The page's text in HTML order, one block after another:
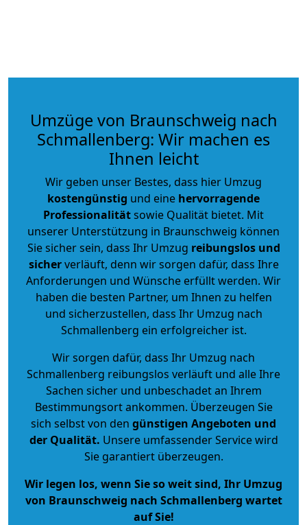
Umzüge von Braunschweig nach
Schmallenberg: Wir machen es
Ihnen leicht
Wir geben unser Bestes, dass hier Umzug
kostengünstig und eine hervorragende
Professionalitätsowie Qualität bietet. Mit
unserer Unterstützung in Braunschweig können
Sie sicher sein, dass Ihr Umzug reibungslos und
sicherverläuft, denn wir sorgen dafür, dass Ihre
Anforderungen und Wünsche erfüllt werden. Wir
haben die besten Partner, um Ihnen zu helfen
und sicherzustellen, dass Ihr Umzug nach
Schmallenberg ein erfolgreicher ist.
Wir sorgen dafür, dass Ihr Umzug nach
Schmallenberg reibungslos verläuft und alle Ihre
Sachen sicher und unbeschadet an Ihrem
Bestimmungsort ankommen. Überzeugen Sie
sich selbst von den günstigen Angeboten und
der Qualität. Unsere umfassender Service wird
Sie garantiert überzeugen.
Wir legen los, wenn Sie so weit sind, Ihr Umzug
von Braunschweig nach Schmallenberg wartet
auf Sie!